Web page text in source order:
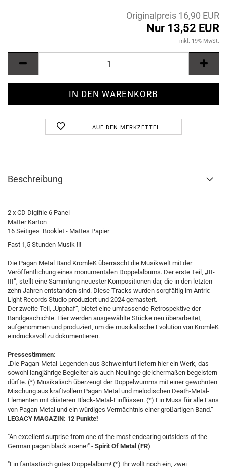
Originalpreis 16,90 EUR
Nur 13,52 EUR
inkl. 19% MwSt.
AUF DEN MERKZETTEL
Beschreibung
2 x CD Digifile 6 Panel
Matter Karton
16 Seitiges Booklet - Mattes Papier
Fast 1,5 Stunden Musik !!!
Die Pagan Metal Band KromleK überrascht die Musikwelt mit der
Veröffentlichung eines monumentalen Doppelalbums. Der erste Teil, „III-
III“, stellt eine Sammlung neuester Kompositionen dar, die in den letzten
zehn Jahren entstanden sind. Diese Tracks wurden sorgfältig im Antric
Light Records Studio produziert und 2024 gemastert.
Der zweite Teil, „Upphaf“, bietet eine umfassende Retrospektive der
Bandgeschichte. Hier werden ausgewählte Stücke neu überarbeitet,
aufgenommen und produziert, um die musikalische Evolution von KromleK
eindrucksvoll zu dokumentieren.
Pressestimmen:
„Die Pagan-Metal-Legenden aus Schweinfurt liefern hier ein Werk, das
sowohl langjährige Begleiter als auch Neulinge gleichermaßen begeistern
dürfte. (*) Musikalisch überzeugt der Doppelwumms mit einer gewohnten
Mischung aus kraftvollem Pagan Metal und melodischen Death-Metal-
Elementen mit düsteren Black-Metal-Einflüssen. (*) Ein Muss für alle Fans
von Pagan Metal und ein würdiges Vermächtnis einer großartigen Band.“
LEGACY MAGAZIN: 12 Punkte!
"An excellent surprise from one of the most endearing outsiders of the
German pagan black scene!" - Spirit Of Metal (FR)
"Ein fantastisch gutes Doppelalbum! (*) Ihr wollt noch ein, zwei